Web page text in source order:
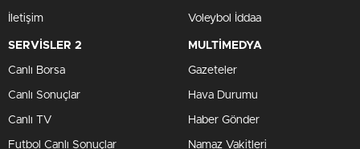
İletişim Voleybol İddaa
SERVİSLER 2
Canlı Borsa
Canlı Sonuçlar
Canlı TV
Futbol Canlı Sonuçlar
MULTİMEDYA
Gazeteler
Hava Durumu
Haber Gönder
Namaz Vakitleri